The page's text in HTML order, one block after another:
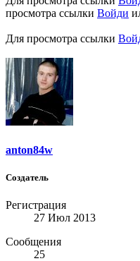
просмотра ссылки Войди
Для просмотра ссылки
anton84w
Создатель
Регистрация
27 Июл 2013
Сообщения
25